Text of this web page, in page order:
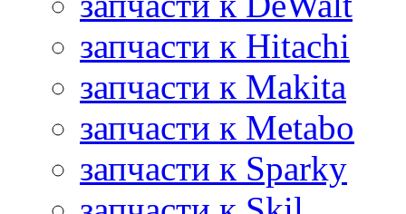
запчасти к Hitachi
запчасти к Makita
запчасти к Metabo
запчасти к Sparky